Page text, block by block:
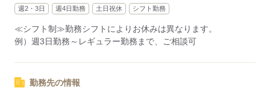
【遅番】
【夜勤】
17：00～10：00
2～3ヵ月程度のならし日勤が必要です
週2・3日 週4日勤務 土日祝休 シフト勤務
≪シフト制≫勤務シフトによりお休みは異なります。
例）週3日勤務～レギュラー勤務まで、ご相談可
勤務先の情報